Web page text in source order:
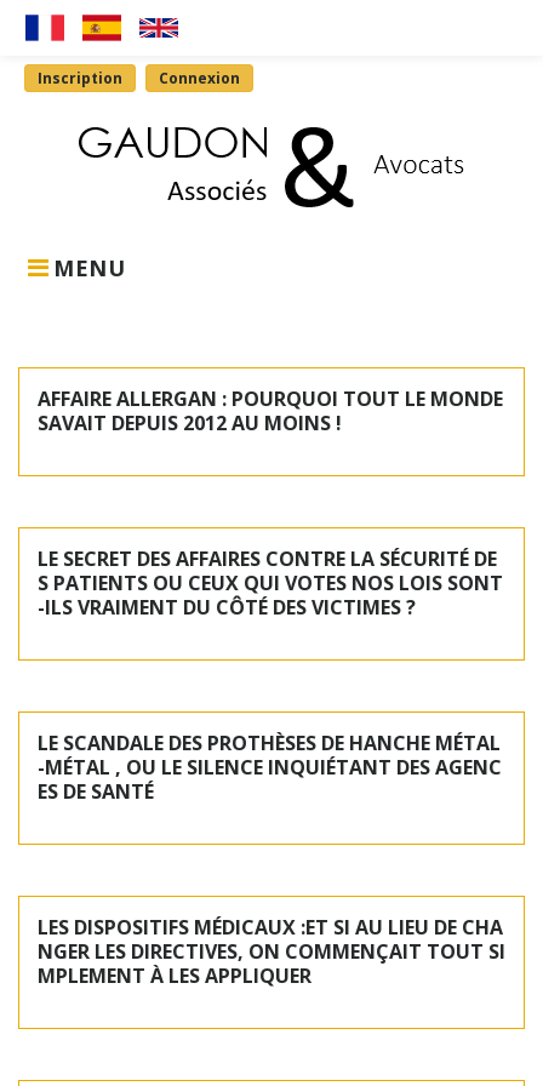
Skip
content
Fr Es En
Inscription Connexion
MENU
Actualités
AFFAIRE ALLERGAN : POURQUOI TOUT LE MONDE
SAVAIT DEPUIS 2012 AU MOINS !
LE SECRET DES AFFAIRES CONTRE LA SÉCURITÉ DE
S PATIENTS OU CEUX QUI VOTES NOS LOIS SONT
-ILS VRAIMENT DU CÔTÉ DES VICTIMES ?
LE SCANDALE DES PROTHÈSES DE HANCHE MÉTAL
-MÉTAL , OU LE SILENCE INQUIÉTANT DES AGENC
ES DE SANTÉ
LES DISPOSITIFS MÉDICAUX :ET SI AU LIEU DE CHA
NGER LES DIRECTIVES, ON COMMENÇAIT TOUT SI
MPLEMENT À LES APPLIQUER